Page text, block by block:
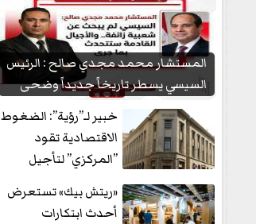
المستشار محمد مجدي صالح : الرئيس
السيسي يسطر تاريخاً جديداً وضحى
بشعبيته...
خبير لـ”رؤية”: الضغوط
الاقتصادية تقود
”المركزي” لتأجيل
«ريتش بيك» تستعرض
أحدث ابتكارات